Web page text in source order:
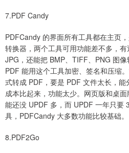
7.PDF Candy
PDFCandy 的界面所有工具都在主页
转换器，两个工具可用功能差不多，
JPG，还能把 BMP、TIFF、PNG 图
PDF 能用这个工具加密、签名和压缩
式转成 PDF，要是 PDF 文件太长，
成本比起来，功能太少。网页版和桌
能还没 UPDF 多，而 UPDF 一年只要
具，PDFCandy 大多数功能比较基础。
8.PDF2Go